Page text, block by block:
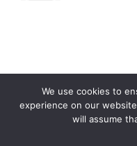
Stolz präsentiert von
We use cookies to
experience on our
will assume